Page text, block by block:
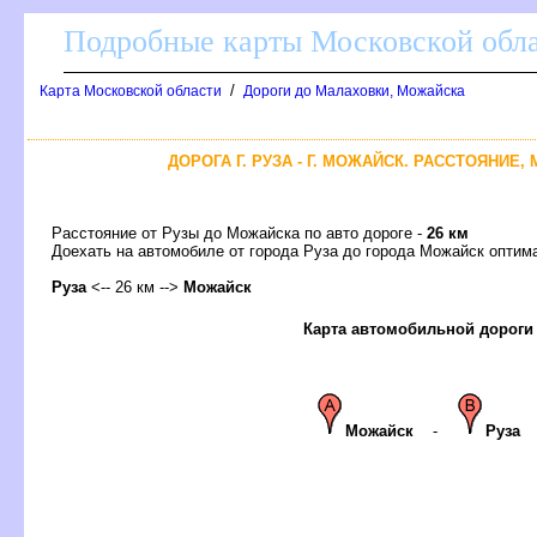
Подробные карты Московской
Карта Московской области / Дороги до Малаховки, Можайска
ДОРОГА Г. РУЗА - Г. МОЖАЙСК. РАССТОЯНИЕ,
Расстояние от Рузы до Можайска по авто дороге - 26 км
Доехать на автомобиле от города Руза до города Можайск
Руза <-- 26 км --> Можайск
Карта автомобильной дороги
Можайск - Руза